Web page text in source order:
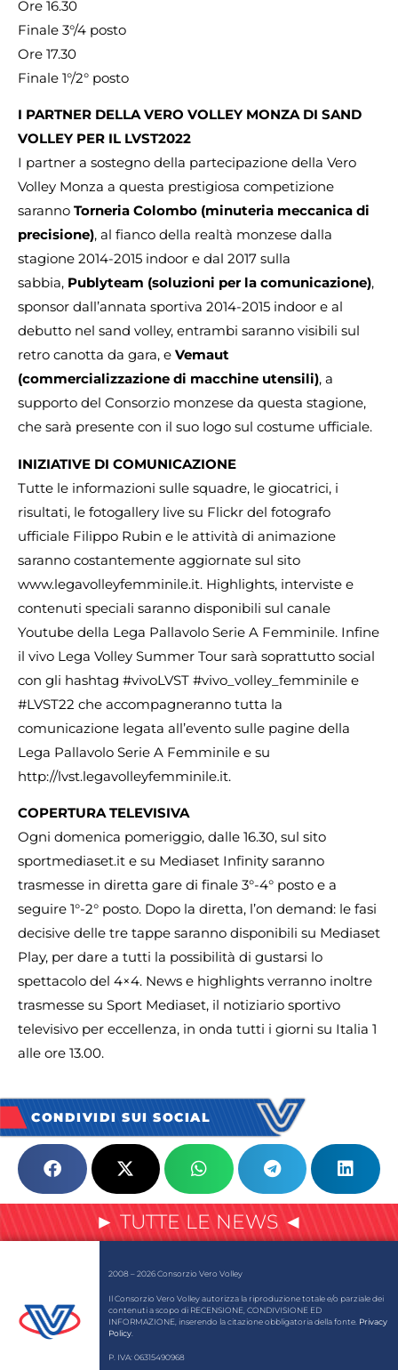
Ore 16.30
Finale 3°/4 posto
Ore 17.30
Finale 1°/2° posto
I PARTNER DELLA VERO VOLLEY MONZA DI SAND
VOLLEY PER IL LVST2022
I partner a sostegno della partecipazione della Vero
Volley Monza a questa prestigiosa competizione
saranno Torneria Colombo (minuteria meccanica di
precisione), al fianco della realtà monzese dalla
stagione 2014-2015 indoor e dal 2017 sulla
sabbia, Publyteam (soluzioni per la comunicazione),
sponsor dall’annata sportiva 2014-2015 indoor e al
debutto nel sand volley, entrambi saranno visibili sul
retro canotta da gara, e Vemaut
(commercializzazione di macchine utensili), a
supporto del Consorzio monzese da questa stagione,
che sarà presente con il suo logo sul costume ufficiale.
INIZIATIVE DI COMUNICAZIONE
Tutte le informazioni sulle squadre, le giocatrici, i
risultati, le fotogallery live su Flickr del fotografo
ufficiale Filippo Rubin e le attività di animazione
saranno costantemente aggiornate sul sito
www.legavolleyfemminile.it. Highlights, interviste e
contenuti speciali saranno disponibili sul canale
Youtube della Lega Pallavolo Serie A Femminile. Infine
il vivo Lega Volley Summer Tour sarà soprattutto social
con gli hashtag #vivoLVST #vivo_volley_femminile e
#LVST22 che accompagneranno tutta la
comunicazione legata all’evento sulle pagine della
Lega Pallavolo Serie A Femminile e su
http://lvst.legavolleyfemminile.it.
COPERTURA TELEVISIVA
Ogni domenica pomeriggio, dalle 16.30, sul sito
sportmediaset.it e su Mediaset Infinity saranno
trasmesse in diretta gare di finale 3°-4° posto e a
seguire 1°-2° posto. Dopo la diretta, l’on demand: le fasi
decisive delle tre tappe saranno disponibili su Mediaset
Play, per dare a tutti la possibilità di gustarsi lo
spettacolo del 4×4. News e highlights verranno inoltre
trasmesse su Sport Mediaset, il notiziario sportivo
televisivo per eccellenza, in onda tutti i giorni su Italia 1
alle ore 13.00.
CONDIVIDI SUI SOCIAL
► TUTTE LE NEWS ◄
2008 – 2026 Consorzio Vero Volley
Il Consorzio Vero Volley autorizza la riproduzione totale e/o parziale dei
contenuti a scopo di RECENSIONE, CONDIVISIONE ED
INFORMAZIONE, inserendo la citazione obbligatoria della fonte. Privacy
Policy
P. IVA: 06315490968